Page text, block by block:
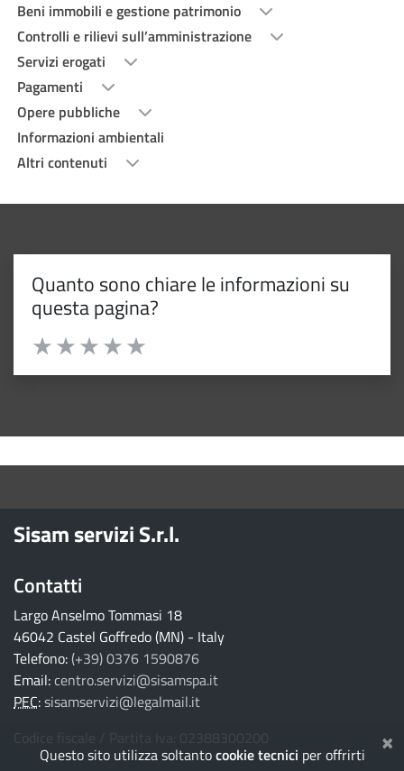
Questo sito utilizza soltantocookie tecnici per offrirti
×
Beni immobili e gestione patrimonio
Controlli e rilievi sull’amministrazione
Servizi erogati
Pagamenti
Opere pubbliche
Informazioni ambientali
Altri contenuti
Quanto sono chiare le informazioni su
questa pagina?
Valuta da 1 a 5 stelle la pagina
Sisam servizi S.r.l.
Contatti
Largo Anselmo Tommasi 18
46042 Castel Goffredo (MN) - Italy
Telefono:(+39) 0376 1590876
Email:centro.servizi@sisamspa.it
PEC:sisamservizi@legalmail.it